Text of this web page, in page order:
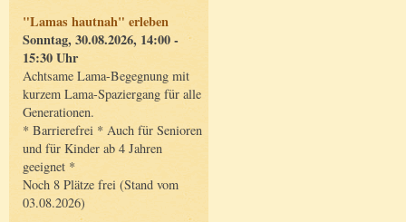
"Lamas hautnah" erleben
Sonntag, 30.08.2026, 14:00 -
15:30 Uhr
Achtsame Lama-Begegnung mit
kurzem Lama-Spaziergang für alle
Generationen.
* Barrierefrei * Auch für Senioren
und für Kinder ab 4 Jahren
geeignet *
Noch 8 Plätze frei (Stand vom
03.08.2026)